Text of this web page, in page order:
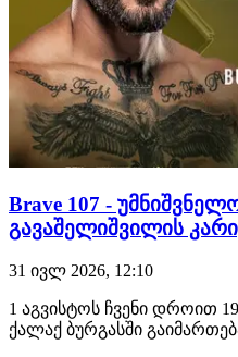
Brave 107 -
გავაშელიშვილის
31 ივლ 2026, 12:10
1 აგვისტოს ჩვენი დროით
ქალაქ ბურგასში